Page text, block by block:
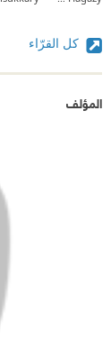
كل القرّاء
المؤلف